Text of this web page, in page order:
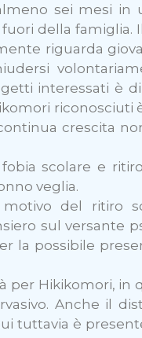
sei mesi in
della
riguarda
interessati è
riconosciuti
crescita
scolare e
veglia.
del ritiro
sul versante
la possibile
per Hikikomori, in
Anche il
tuttavia è